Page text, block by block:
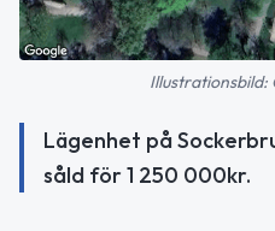
Illustrationsbild:
Lägenhet på
såld för 1 250 000kr.